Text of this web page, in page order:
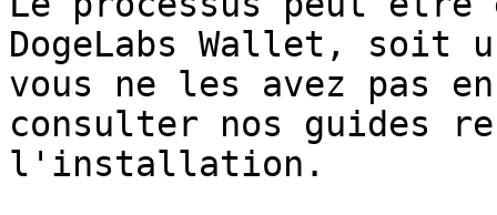
DogeLabs Wallet, soit
vous ne les avez pas
consulter nos guides
l'installation.